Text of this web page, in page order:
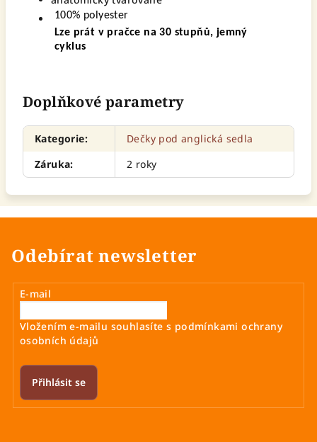
100% polyester
Lze prát v pračce na 30 stupňů, jemný
cyklus
Doplňkové parametry
Kategorie:
Dečky pod anglická sedla
Záruka: 2 roky
Odebírat newsletter
E-mail
Vložením e-mailu souhlasíte s podmínkami ochrany
osobních údajů
Přihlásit se